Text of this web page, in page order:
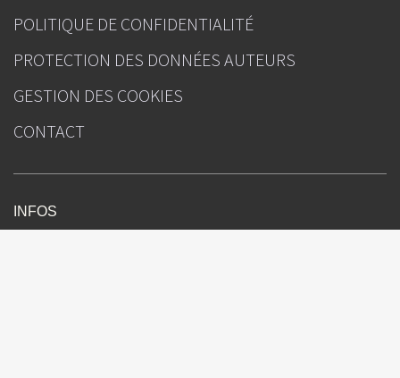
INFOS
POLITIQUE DE CONFIDENTIALITÉ
PROTECTION DES DONNÉES AUTEURS
GESTION DES COOKIES
CONTACT